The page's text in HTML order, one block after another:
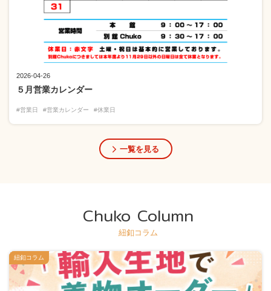
2026-04-26
５月営業カレンダー
#営業日 #営業カレンダー #休業日
一覧を見る
Chuko Column
紐釦コラム
紐釦コラム